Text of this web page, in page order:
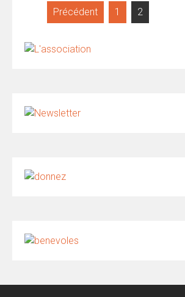
Pagination
publications
Précédent 1 2